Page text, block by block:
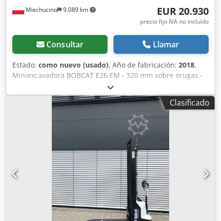
Miechucino 9.089 km EUR 20.930
precio fijo IVA no incluído
Consultar Llamar
Estado: como nuevo (usado), Año de fabricación: 2018,
Miniexcavadora BOBCAT E26 EM - 320 mm sobre orugas -
año de fabricación 2018 - 2660 meses Motor Fabricante del
motor Kubota Potencia del motor 15,3 (a 2400 rpm) kW
Modelo del motor D1105-E2B-BCZ-2 Tipo de combustible
Diesel Número de cilindros 3 Cilindrada 1,123 litros Par
motor 71,2 Nm Agua de refrigeración Dimensiones Altura
total 2357 mm Altura libre al suelo 532 mm Anchura
(mín./máx. en función del ancho de vía) 1398 mm Cjdpfx
Agjtwwr Rogsha 320 mm de ancho de vía Pesos Presión
sobre el suelo Presión geoestática 33,5 kPa Peso operativo
con bastidor de protección 3069 kg Peso operativo con
cabina cerrada y calefactada 3188 kg Sistema hidráulico
Capacidad de la bomba 2 x 28,8 l/min Presión de
descompresión de los circuitos conectados 290 bar Caudal
Clasificado